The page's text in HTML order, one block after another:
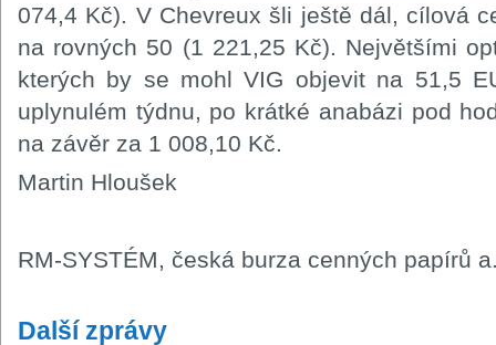
074,4 Kč). V Chevreux šli ještě dál, cílová
na rovných 50 (1 221,25 Kč). Největšími
kterých by se mohl VIG objevit na 51,5
uplynulém týdnu, po krátké anabázi pod
na závěr za 1 008,10 Kč.
Martin Hloušek
RM-SYSTÉM, česká burza cenných papírů
Další zprávy